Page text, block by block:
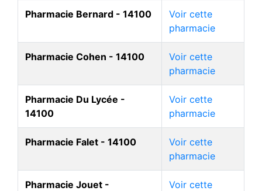
Pharmacie Bernard - 14100
Voir cette
pharmacie
Pharmacie Cohen - 14100
Voir cette
pharmacie
Pharmacie Du Lycée -
14100
Voir cette
pharmacie
Pharmacie Falet - 14100
Voir cette
pharmacie
Pharmacie Jouet -
Voir cette